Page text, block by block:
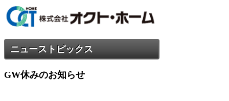
ニューストピックス
GW休みのお知らせ